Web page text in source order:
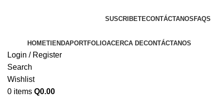
SUSCRIBETECONTÁCTANOS FAQS
HOMETIENDAPORTFOLIOACERCA DECONTÁCTANOS
Login / Register
Search
Wishlist
0 items Q0.00